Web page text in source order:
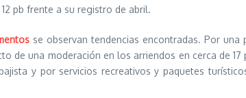
pb frente a su registro de abril.
se observan tendencias encontradas. Por
de una moderación en los arriendos en cerca de
y por servicios recreativos y paquetes